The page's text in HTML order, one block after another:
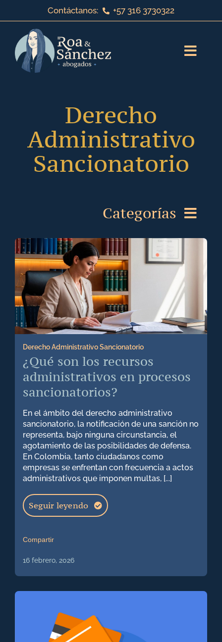
al
contenido
Contáctanos: +57 316 3730322
Servicios jurídicos
+57 316 3730322
Derecho
Administrativo
Sancionatorio
Categorías
Derecho de Familia
Derecho Laboral
Derecho Corporativo
Derecho Civil
Derecho Penal
Derecho Comercial
Derecho Administrativo Sancionatorio
Derecho Constitucional
Derecho administrativo
Derecho Administrativo Sancionatorio
¿Qué son los recursos
administrativos en procesos
sancionatorios?
En el ámbito del derecho administrativo
sancionatorio, la notificación de una sanción no
representa, bajo ninguna circunstancia, el
agotamiento de las posibilidades de defensa.
En Colombia, tanto ciudadanos como
empresas se enfrentan con frecuencia a actos
administrativos que imponen multas, [...]
Seguir leyendo
Compartir
16 febrero, 2026